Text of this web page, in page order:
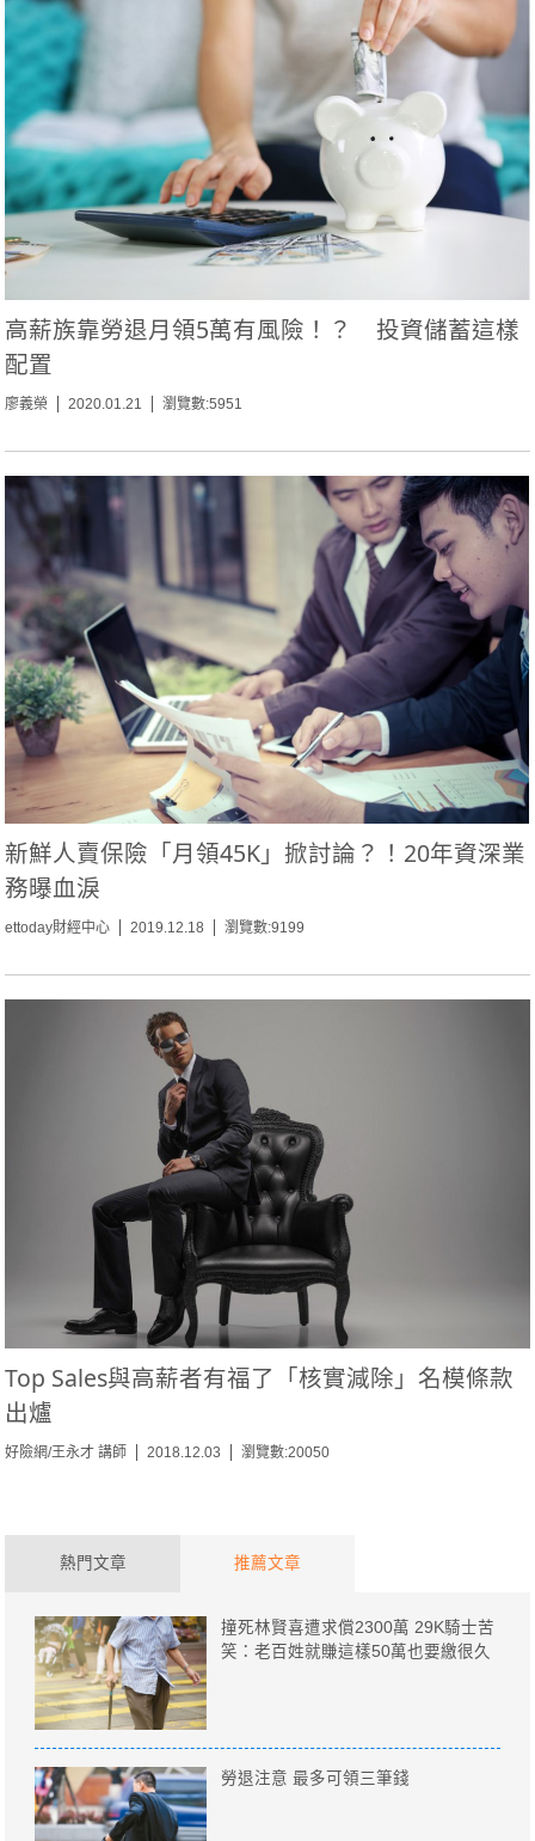
高薪族靠勞退月領5萬有風險！？ 投資儲蓄這樣
配置
廖義榮 2020.01.21 瀏覽數:5951
新鮮人賣保險「月領45K」掀討論？！20年資深業
務曝血淚
ettoday財經中心 2019.12.18 瀏覽數:9199
Top Sales與高薪者有福了「核實減除」名模條款
出爐
好險網/王永才 講師 2018.12.03 瀏覽數:20050
熱門文章 推薦文章
撞死林賢喜遭求償2300萬 29K騎士苦
笑：老百姓就賺這樣50萬也要繳很久
勞退注意 最多可領三筆錢